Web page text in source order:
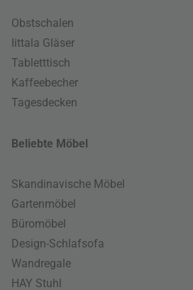
Obstschalen
Iittala Gläser
Tabletttisch
Kaffeebecher
Tagesdecken
Beliebte Möbel
Skandinavische Möbel
Gartenmöbel
Büromöbel
Design-Schlafsofa
Wandregale
HAY Stuhl